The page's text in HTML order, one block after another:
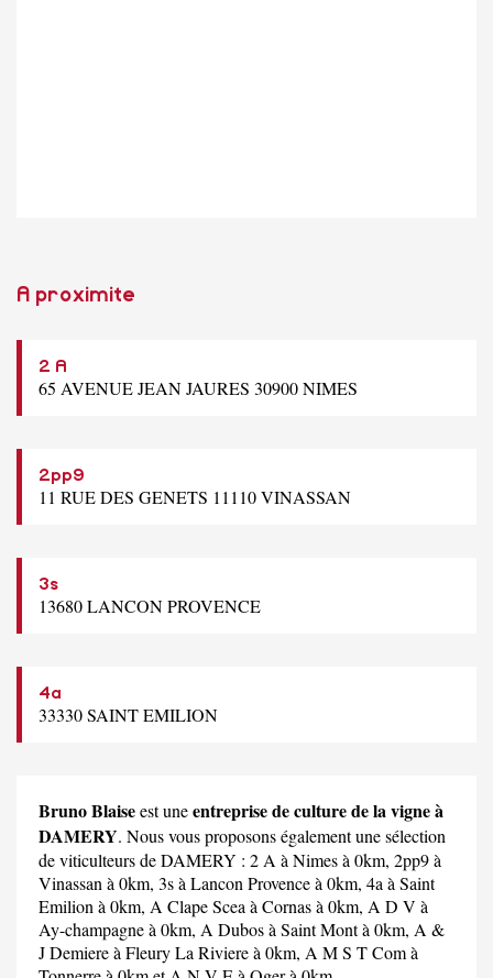
A proximite
2 A
65 AVENUE JEAN JAURES 30900 NIMES
2pp9
11 RUE DES GENETS 11110 VINASSAN
3s
13680 LANCON PROVENCE
4a
33330 SAINT EMILION
Bruno Blaiseest uneentreprise de culture de la vigne à
DAMERY. Nous vous proposons également une sélection
de viticulteurs de DAMERY : 2 A à Nimes à 0km, 2pp9à
Vinassan à 0km, 3sà Lancon Provence à 0km, 4a à Saint
Emilion à 0km, A Clape Scea à Cornas à 0km, A D V à
Ay-champagne à 0km, A Dubosà Saint Mont à 0km, A &
J Demiereà Fleury La Riviere à 0km, A M S T Comà